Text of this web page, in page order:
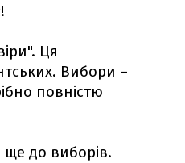
Ця
Вибори –
повністю
до виборів.